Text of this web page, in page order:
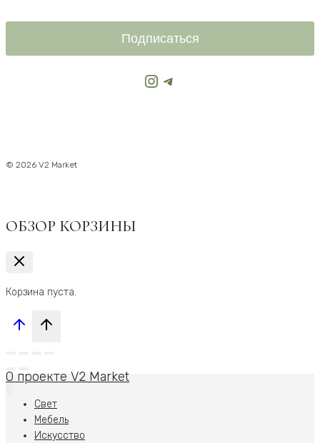
Подписаться
Instagram
Telegram
© 2026 V2 Market
ОБЗОР КОРЗИНЫ
Корзина пуста.
О проекте V2 Market
Свет
Мебель
Искусство